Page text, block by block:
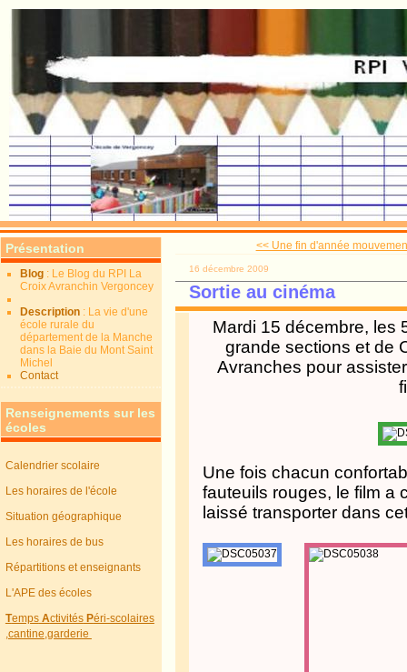
Présentation
Blog : Le Blog du RPI La
Croix Avranchin Vergoncey
Description : La vie d'une
école rurale du
département de la Manche
dans la Baie du Mont Saint
Michel
Contact
Renseignements sur les
écoles
Calendrier scolaire
Les horaires de l'école
Situation géographique
Les horaires de bus
Répartitions et enseignants
L'APE des écoles
TempsActivitésPéri-scolaires
,cantine,garderie
<< Une fin d'année
16 décembre 2009
Sortie au cinéma
Mardi 15 décembre, les
grande sections et de
Avranches pour
Une fois chacun
fauteuils rouges, le film a
laissé transporter dans